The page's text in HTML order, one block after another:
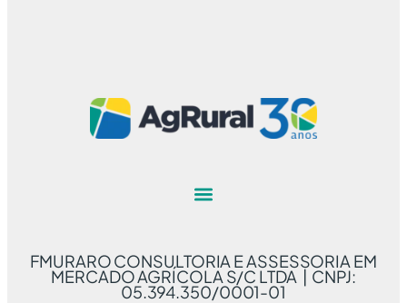
FMURARO CONSULTORIA E ASSESSORIA EM
MERCADO AGRÍCOLA S/C LTDA | CNPJ:
05.394.350/0001-01